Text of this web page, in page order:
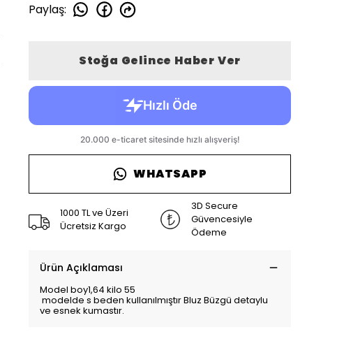
Paylaş:
Stoğa Gelince Haber Ver
WHATSAPP
1000 TL ve Üzeri
Ücretsiz Kargo
3D Secure
Güvencesiyle
Ödeme
Ürün Açıklaması
Model boy1,64 kilo 55
modelde s beden kullanılmıştır Bluz Büzgü detaylu
ve esnek kumastır.